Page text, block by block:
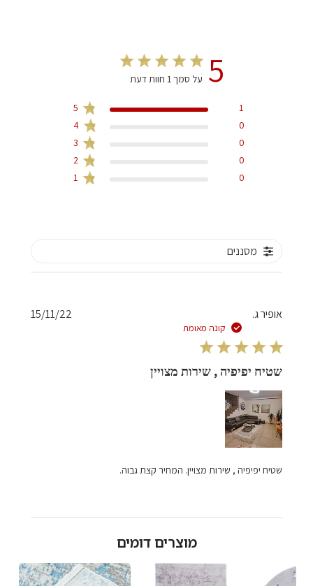
5 על סמך 1 חוות דעת
5
1
4
0
3
0
2
0
1
0
מסננים
אופיר ג.
קונה מאומת
שטיח יפיפיה , שירות מצויין
שטיח יפיפיה , שירות מצויין. המחיר קצת גבוה.
תאריך15/11/22
מוצרים דומים